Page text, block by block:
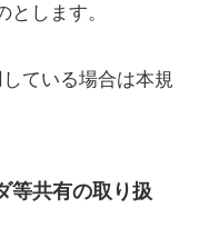
します。
ている場合は本規
等共有の取り扱